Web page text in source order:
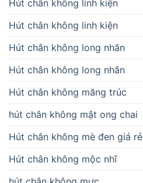
Hút chân không linh kiện
Hút chân không linh kiện
Hút chân không long nhãn
Hút chân không long nhãn
Hút chân không măng trúc
hút chân không mật ong chai
Hút chân không mè đen giá rẻ
Hút chân không mộc nhĩ